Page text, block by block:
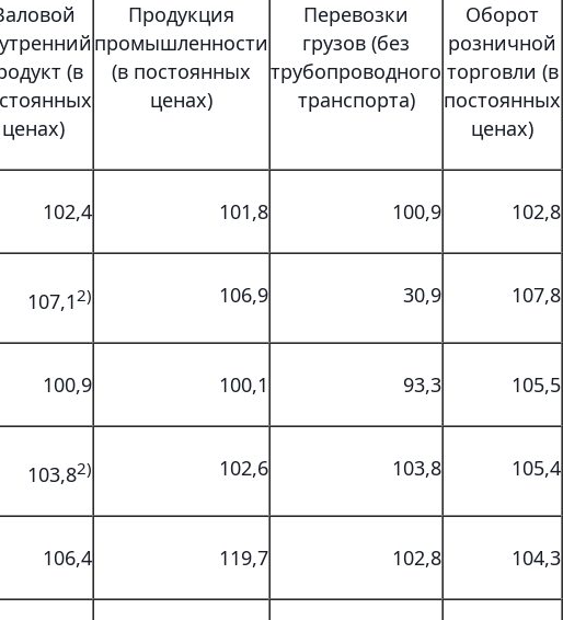
(в
ценах)
Продукция
промышленности
(в постоянных
ценах)
Перевозки
грузов (без
трубопроводного
транспорта)
Оборот
розничной
торговли (в
постоянных
ценах)
102,4 101,8 100,9 102,8
107,12) 106,9 30,9 107,8
100,9 100,1 93,3 105,5
103,82) 102,6 103,8 105,4
106,4 119,7 102,8 104,3